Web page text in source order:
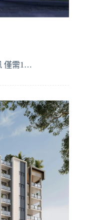
僅需1…